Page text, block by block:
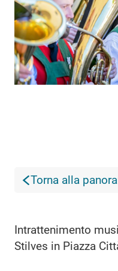
Torna alla
Intrattenimento
Stilves in Piazza